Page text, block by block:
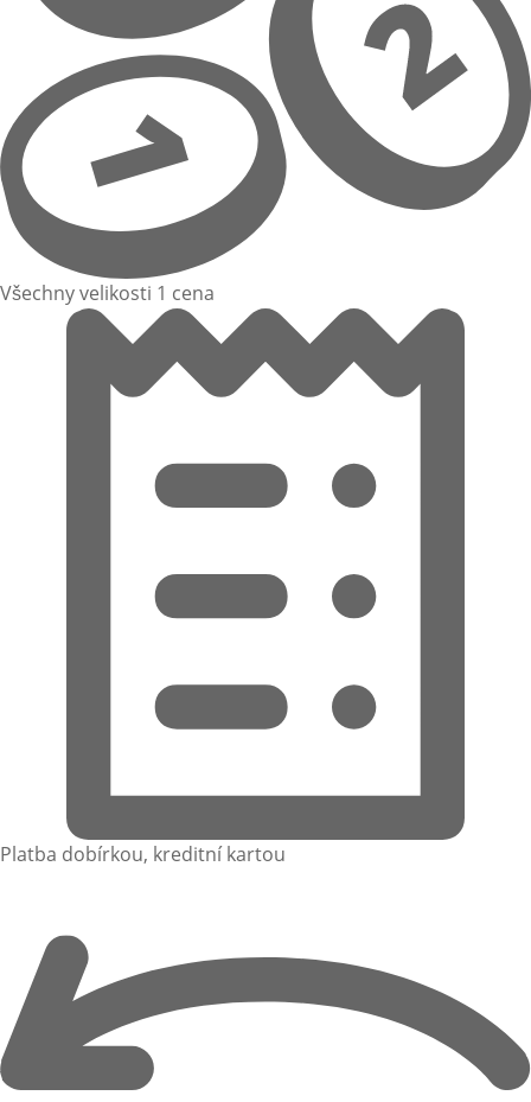
Všechny velikosti 1 cena
Platba dobírkou, kreditní kartou